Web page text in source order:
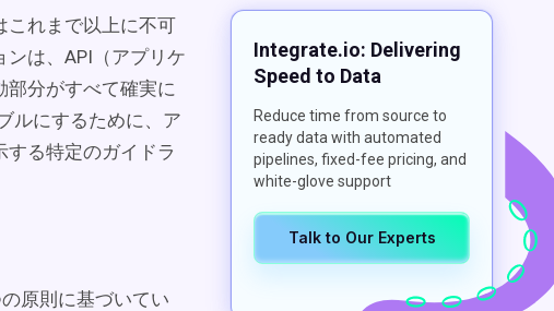
これまで以上に不可
は、API（アプリケ
部分がすべて確実に
ルにするために、ア
る特定のガイドラ
原則に基づいてい
Integrate.io: Delivering
Speed to Data
Reduce time from source to
ready data with automated
pipelines, fixed-fee pricing, and
white-glove support
Talk to Our Experts